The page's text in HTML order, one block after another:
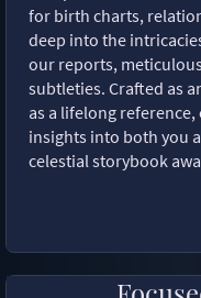
for birth charts,
deep into the
our reports,
subtleties. Crafted as
as a lifelong
insights into both you
celestial storybook